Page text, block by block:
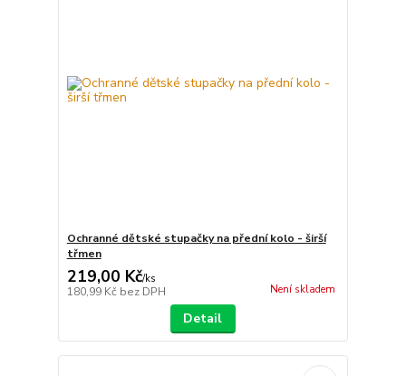
Ochranné dětské stupačky na přední kolo - širší
třmen
219,00 Kč/ks
180,99 Kč bez DPH Není skladem
Detail